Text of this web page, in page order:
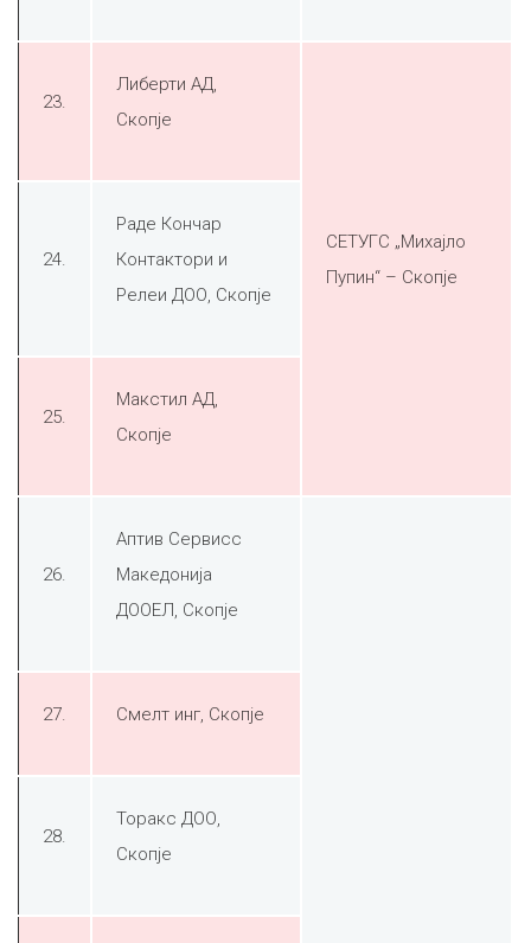
23.
Либерти АД,
Скопје
СЕТУГС „Михајло
Пупин“ – Скопје
24.
Раде Кончар
Контактори и
Релеи ДОО, Скопје
25.
Макстил АД,
Скопје
26.
Аптив Сервисс
Македонија
ДООЕЛ, Скопје
27. Смелт инг, Скопје
28.
Торакс ДОО,
Скопје